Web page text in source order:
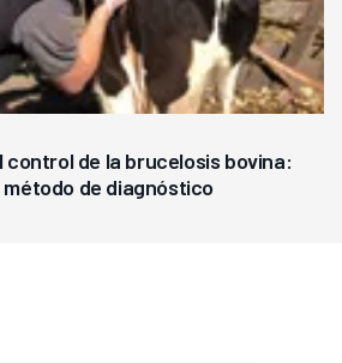
control de la brucelosis bovina:
de diagnóstico